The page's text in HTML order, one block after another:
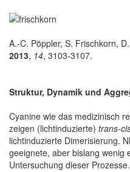
A.-C. Pöppler, S. Frischkorn,
2013, 14, 3103-3107.
Struktur, Dynamik und
Cyanine wie das medizinisch
zeigen (lichtinduzierte) trans-
lichtinduzierte Dimerisierung.
geeignete, aber bislang wenig
Untersuchung dieser Prozesse.